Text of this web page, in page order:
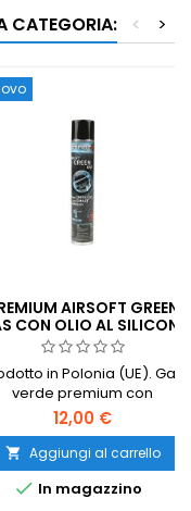
CATEGORIA: >
<
AIRSOFT GREEN
CON OLIO AL SILICONE
LITRO, PRODOTTO IN UE
in Polonia (UE). Gas
verde premium con
un'elevata dose di olio di
lubrifica e preserva
valvole e le guarnizioni a
colpo, in modo che il
GBB duri più a lungo.
12,00 €
 Aggiungi al carrello
 In magazzino